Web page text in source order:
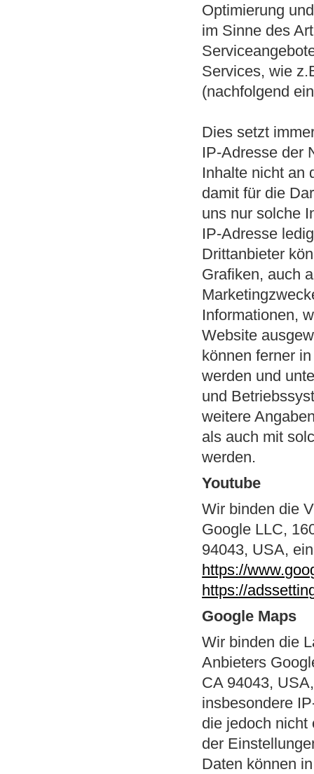
Optimierung
im Sinne des
Services, wie
(nachfolgend
Dies setzt
IP-Adresse der
Inhalte nicht an
damit für die
uns nur solche
IP-Adresse
Drittanbieter
Grafiken, auch
Informationen,
Website
können ferner
werden und
und
weitere
als auch mit
werden.
Youtube
Wir binden die
Google LLC,
94043, USA,
https://
https://
Google Maps
Wir binden die
Anbieters
CA 94043,
insbesondere
die jedoch nicht
der
Daten können